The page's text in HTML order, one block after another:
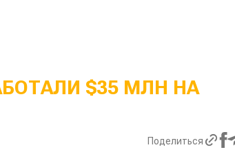
$35 МЛН НА
Поделиться